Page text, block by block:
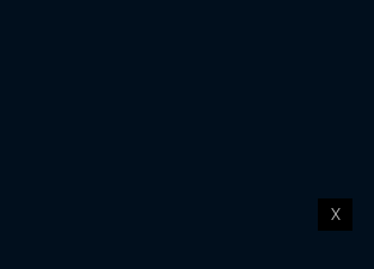
X